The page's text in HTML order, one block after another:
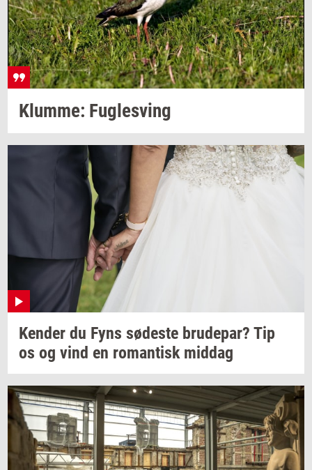
Klum­me: Fug­lesving
Ken­der du Fyns sø­de­ste bru­de­par? Tip
os og vind en ro­man­tisk mid­dag